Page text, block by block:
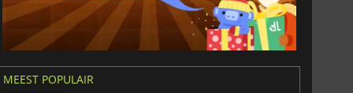
MEEST POPULAIR